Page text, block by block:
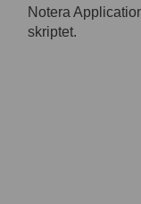
Notera
skriptet.